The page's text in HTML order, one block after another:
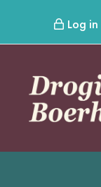
Log in